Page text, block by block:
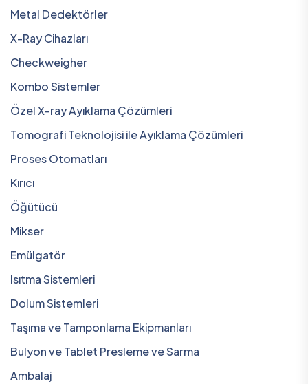
Metal Dedektörler
X-Ray Cihazları
Checkweigher
Kombo Sistemler
Özel X-ray Ayıklama Çözümleri
Tomografi Teknolojisi ile Ayıklama Çözümleri
Proses Otomatları
Kırıcı
Öğütücü
Mikser
Emülgatör
Isıtma Sistemleri
Dolum Sistemleri
Taşıma ve Tamponlama Ekipmanları
Bulyon ve Tablet Presleme ve Sarma
Ambalaj